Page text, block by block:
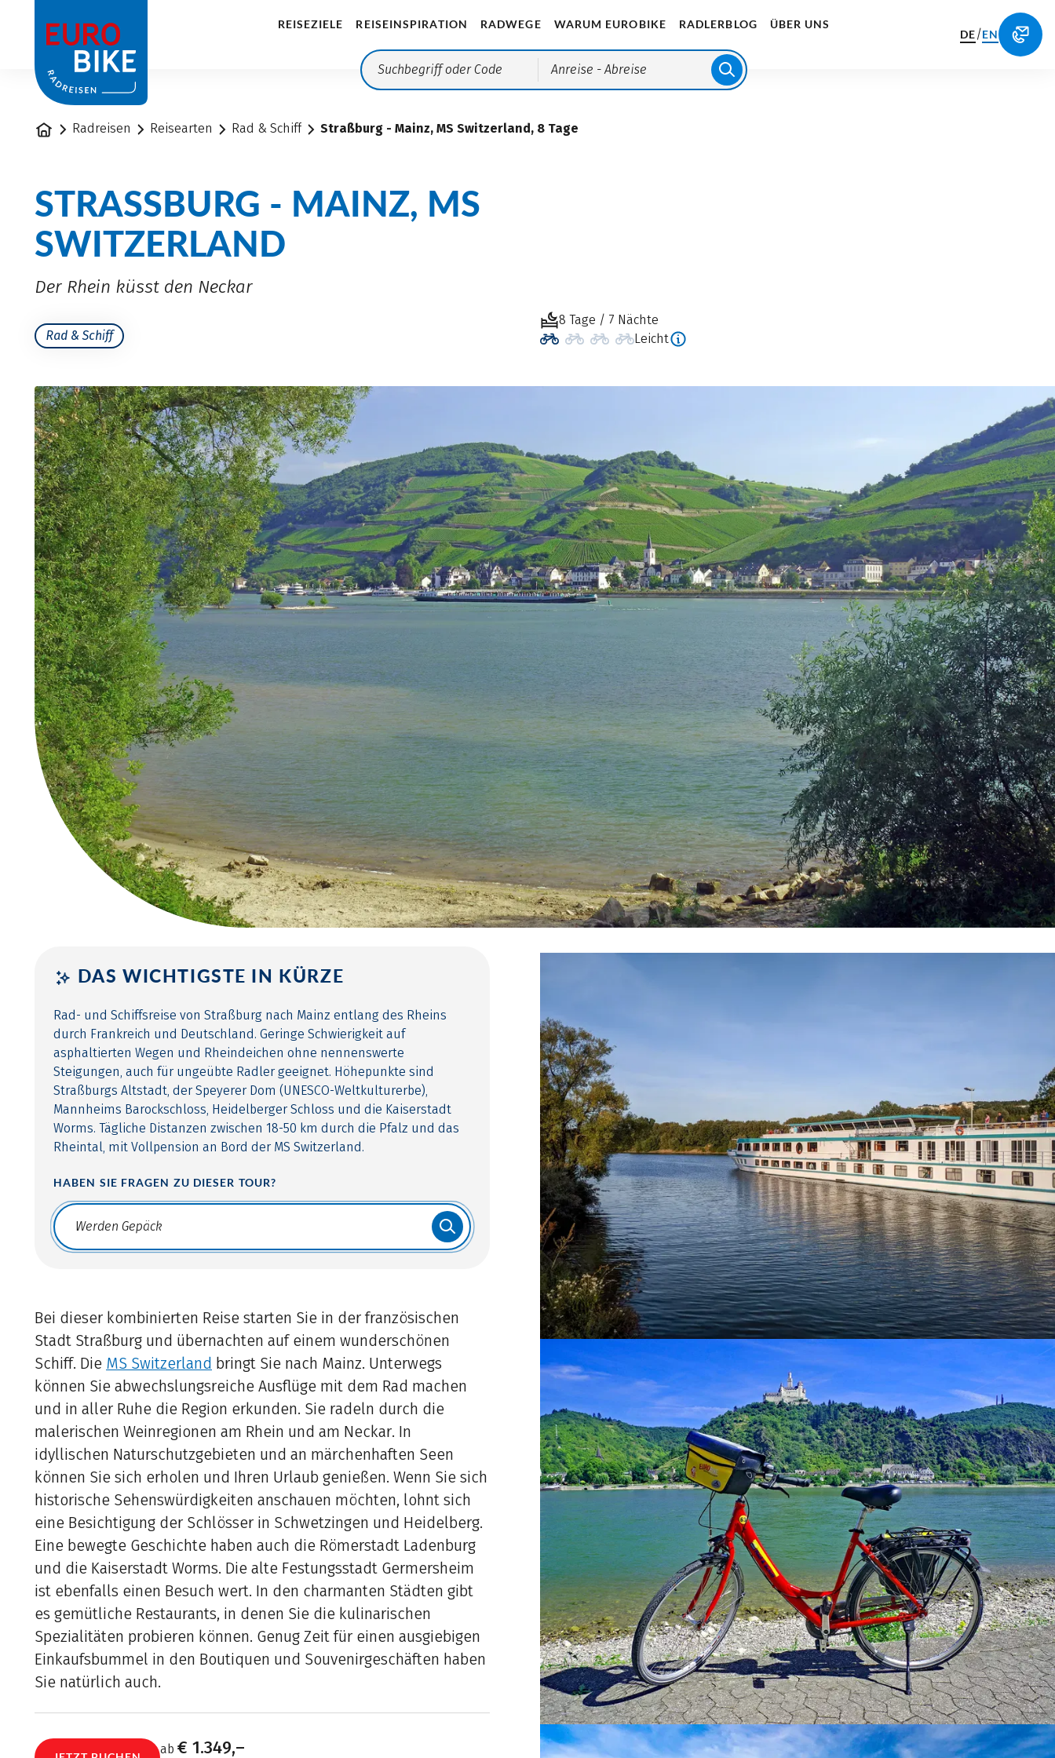
REISEZIELE REISEINSPIRATION RADWEGE WARUM EUROBIKE RADLERBLOG ÜBER UNS
Anreise - Abreise
DE/EN
StartseiteRadreisen Reisearten Rad & Schiff Straßburg - Mainz, MS Switzerland, 8 Tage
STRASSBURG - MAINZ, MS S
WITZERLAND
Der Rhein küsst den Neckar
Rad & Schiff
8 Tage / 7 Nächte
Leicht
DAS WICHTIGSTE IN KÜRZE
Rad- und Schiffsreise von Straßburg nach Mainz entlang des Rheins
durch Frankreich und Deutschland. Geringe Schwierigkeit auf
asphaltierten Wegen und Rheindeichen ohne nennenswerte
Steigungen, auch für ungeübte Radler geeignet. Höhepunkte sind
Straßburgs Altstadt, der Speyerer Dom (UNESCO-Weltkulturerbe),
Mannheims Barockschloss, Heidelberger Schloss und die Kaiserstadt
Worms. Tägliche Distanzen zwischen 18-50 km durch die Pfalz und das
Rheintal, mit Vollpension an Bord der MS Switzerland.
HABEN SIE FRAGEN ZU DIESER TOUR?
Translate: a11y.faq.search
Bei dieser kombinierten Reise starten Sie in der französischen
Stadt Straßburg und übernachten auf einem wunderschönen
Schiff. Die MS Switzerland bringt Sie nach Mainz. Unterwegs
können Sie abwechslungsreiche Ausflüge mit dem Rad machen
und in aller Ruhe die Region erkunden. Sie radeln durch die
malerischen Weinregionen am Rhein und am Neckar. In
idyllischen Naturschutzgebieten und an märchenhaften Seen
können Sie sich erholen und Ihren Urlaub genießen. Wenn Sie sich
historische Sehenswürdigkeiten anschauen möchten, lohnt sich
eine Besichtigung der Schlösser in Schwetzingen und Heidelberg.
Eine bewegte Geschichte haben auch die Römerstadt Ladenburg
und die Kaiserstadt Worms. Die alte Festungsstadt Germersheim
ist ebenfalls einen Besuch wert. In den charmanten Städten gibt
es gemütliche Restaurants, in denen Sie die kulinarischen
Spezialitäten probieren können. Genug Zeit für einen ausgiebigen
Einkaufsbummel in den Boutiquen und Souvenirgeschäften haben
Sie natürlich auch.
ab € 1.349,–